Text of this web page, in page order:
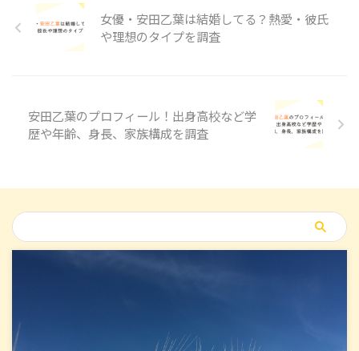
女優・安田乙葉は結婚してる？熱愛・彼氏
や理想のタイプを調査
安田乙葉のプロフィール！出身高校など学
歴や年齢、身長、家族構成を調査